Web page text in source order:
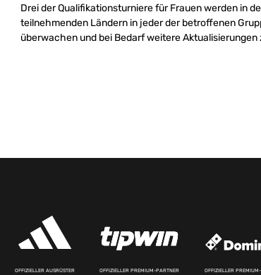
Drei der Qualifikationsturniere für Frauen werden in
teilnehmenden Ländern in jeder der betroffenen
überwachen und bei Bedarf weitere
OFFIZIELLER AUSRÜSTER OFFIZIELLER PREMIUM-PARTNER OFFIZIELLER